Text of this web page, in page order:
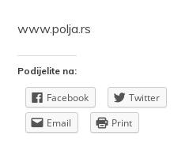
www.polja.rs
Podijelite na:
Facebook Twitter
Email
Print